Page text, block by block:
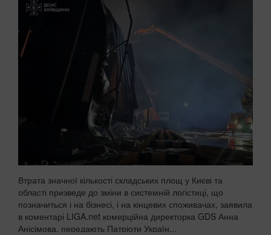
Втрата значної кількості складських площ у Києві та
області призведе до зміни в системній логістиці, що
позначиться і на бізнесі, і на кінцевих споживачах, заявила
в коментарі LIGA.net комерційна директорка GDS Анна
Анісімова, передають Патріоти Україн...